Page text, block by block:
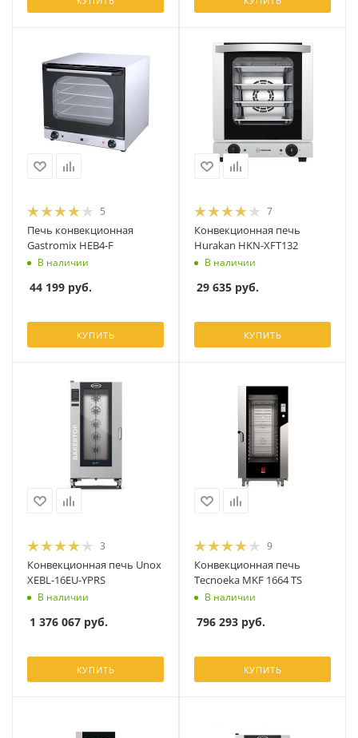
5
Печь конвекционная
Gastromix HEB4-F
В наличии
44 199 руб.
КУПИТЬ
7
Конвекционная печь
Hurakan HKN-XFT132
В наличии
29 635 руб.
КУПИТЬ
3
Конвекционная печь Unox
XEBL-16EU-YPRS
В наличии
1 376 067 руб.
КУПИТЬ
9
Конвекционная печь
Tecnoeka MKF 1664 TS
В наличии
796 293 руб.
КУПИТЬ